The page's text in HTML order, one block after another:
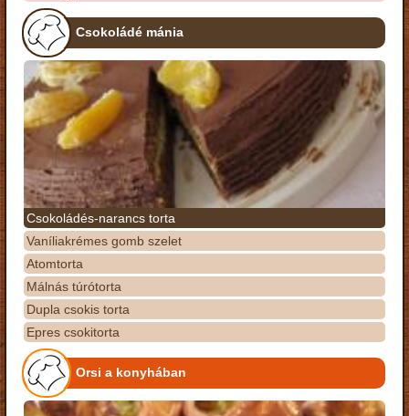
Csokoládé mánia
Csokoládés-narancs torta
Vaníliakrémes gomb szelet
Atomtorta
Málnás túrótorta
Dupla csokis torta
Epres csokitorta
Orsi a konyhában